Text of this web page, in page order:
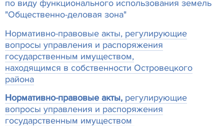
по виду функционального использования земель
"Общественно-деловая зона"
Нормативно-правовые акты, регулирующие
вопросы управления и распоряжения
государственным имуществом,
находящимся в собственности Островецкого
района
Нормативно-правовые акты, регулирующие
вопросы управления и распоряжения
государственным имуществом